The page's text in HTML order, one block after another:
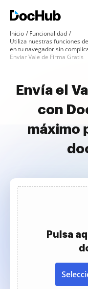
Inicio
Funcionalidad
Utiliza nuestras funciones
en tu navegador sin
Enviar Vale de Firma Gratis
Envía el
con
máximo
Pulsa